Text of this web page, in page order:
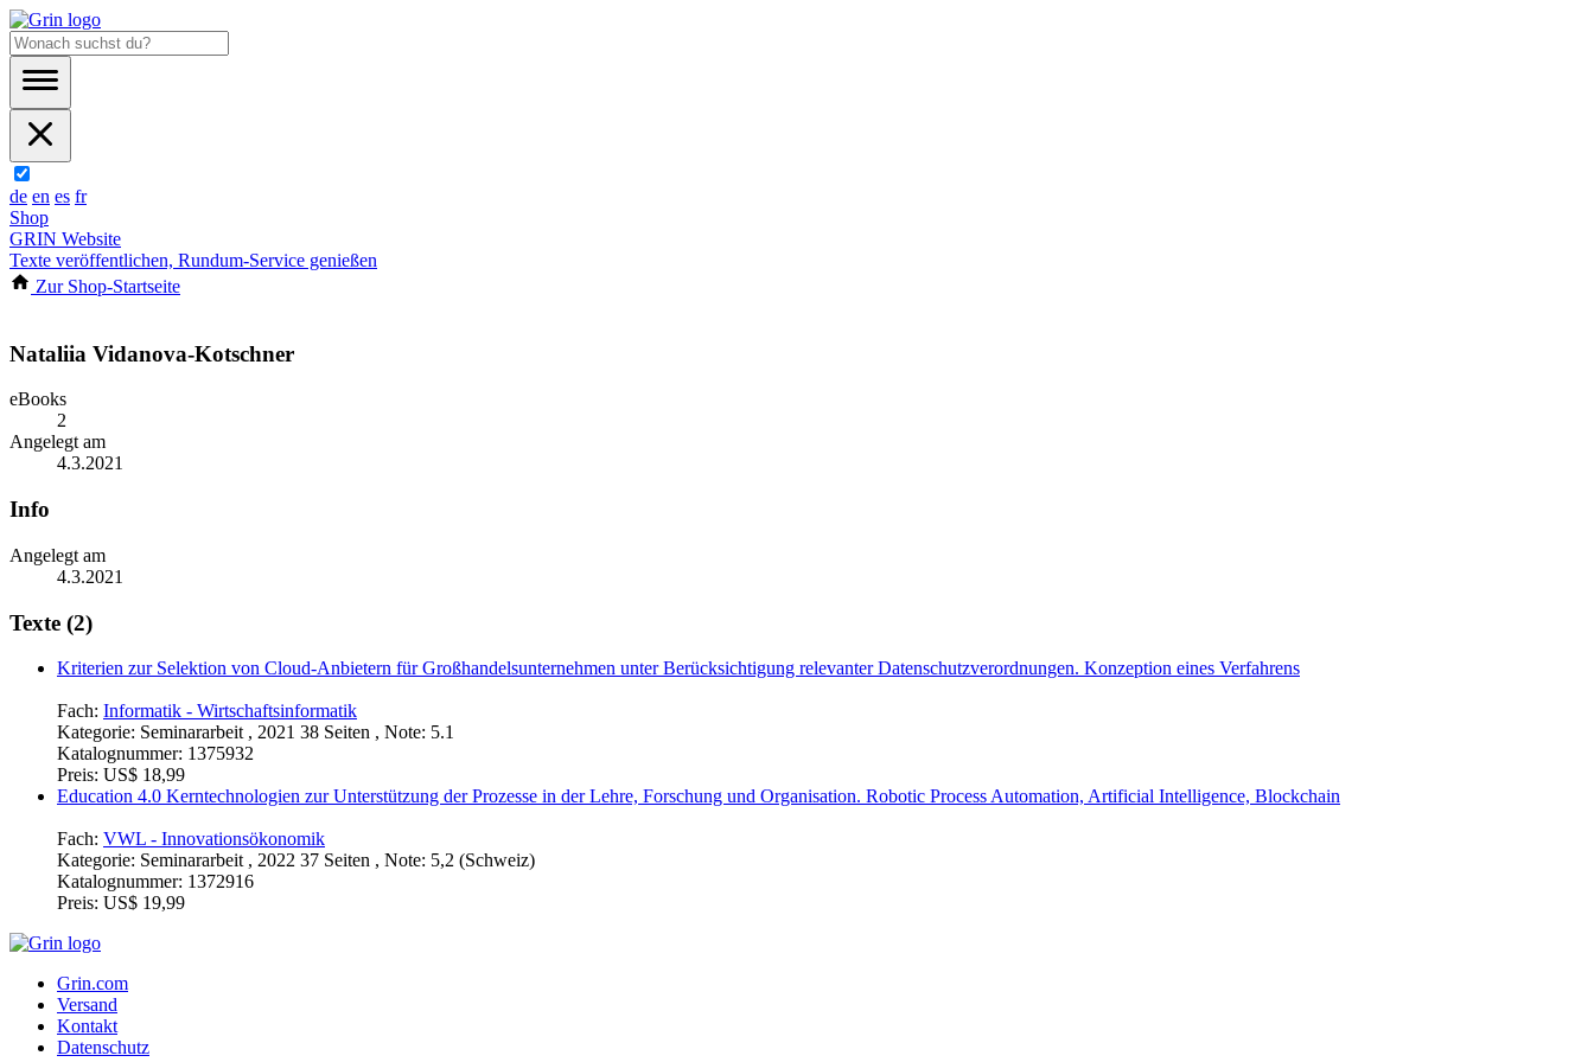
de en es fr
Shop
GRIN Website
Texte veröffentlichen, Rundum-Service genießen
Zur Shop-Startseite
Nataliia Vidanova-Kotschner
eBooks
2
Angelegt am
4.3.2021
Info
Angelegt am
4.3.2021
Texte (2)
Kriterien zur Selektion von Cloud-Anbietern für Großhandelsunternehmen unter Berücksichtigung relevanter Datenschutzverordnungen. Konzeption eines Verfahrens
Fach: Informatik - Wirtschaftsinformatik
Kategorie: Seminararbeit , 2021 38 Seiten , Note: 5.1
Katalognummer: 1375932
Preis: US$ 18,99
Education 4.0 Kerntechnologien zur Unterstützung der Prozesse in der Lehre, Forschung und Organisation. Robotic Process Automation, Artificial Intelligence, Blockchain
Fach: VWL - Innovationsökonomik
Kategorie: Seminararbeit , 2022 37 Seiten , Note: 5,2 (Schweiz)
Katalognummer: 1372916
Preis: US$ 19,99
Grin.com
Versand
Kontakt
Datenschutz